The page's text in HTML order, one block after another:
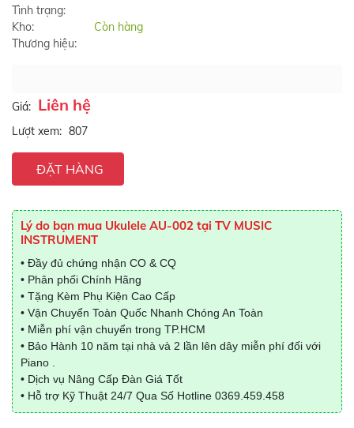
Tình trạng:
Kho:
Còn hàng
Thương hiệu:
Giá: Liên hệ
Lượt xem: 807
ĐẶT HÀNG
Lý do bạn mua Ukulele AU-002 tại TV MUSIC
INSTRUMENT
• Đầy đủ chứng nhận CO & CQ
• Phân phối Chính Hãng
• Tặng Kèm Phụ Kiện Cao Cấp
• Vận Chuyển Toàn Quốc Nhanh Chóng An Toàn
• Miễn phí vận chuyển trong TP.HCM
• Bảo Hành 10 năm tại nhà và 2 lần lên dây miễn phí đối với
Piano .
• Dịch vụ Nâng Cấp Đàn Giá Tốt
• Hỗ trợ Kỹ Thuật 24/7 Qua Số Hotline 0369.459.458